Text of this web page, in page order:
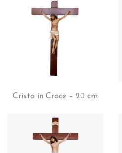
Cristo in Croce – 20 cm